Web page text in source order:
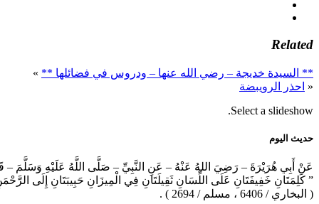
Related
** السيدة خديجة – رضي الله عنها – ودروس في فضائلها ** »
« احذر الرويبضة
Select a slideshow.
حديث اليوم
عَنْ أَبِي هُرَيْرَةَ – رَضِيَ اللهُ عَنْهُ – عَنِ النَّبِيِّ – صَلَّى اللَّهُ عَلَيْهِ وَسَلَّمَ –
” كَلِمَتَانِ خَفِيفَتَانِ عَلَى اللِّسَانِ ثَقِيلَتَانِ فِي الْمِيزَانِ حَبِيبَتَانِ إِلَى
( البخاري / 6406 ، مسلم / 2694 ) .